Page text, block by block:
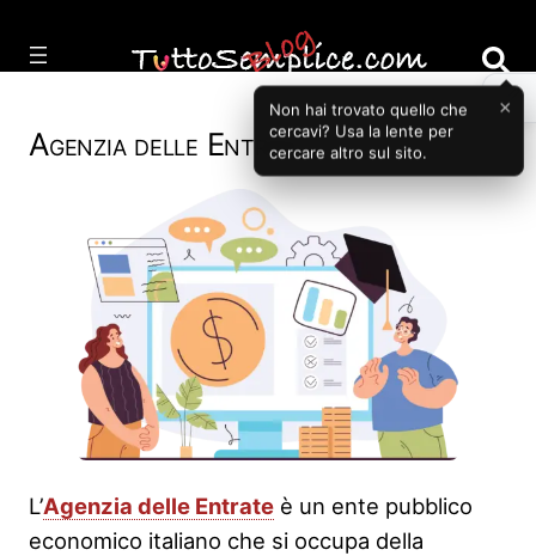
contenuto
Agenzia delle Entrate
L’Agenzia delle Entrate è un ente pubblico
economico italiano che si occupa della
Non hai trovato quello che
cercavi? Usa la lente per
cercare altro sul sito.
×